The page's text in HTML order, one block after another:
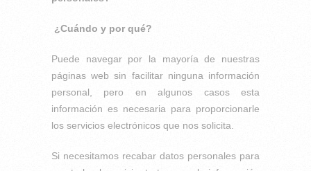
¿Cuándo y por qué?
Puede navegar por la mayoría de nuestras
páginas web sin facilitar ninguna información
personal, pero en algunos casos esta
información es necesaria para proporcionarle
los servicios electrónicos que nos solicita.
Si necesitamos recabar datos personales para